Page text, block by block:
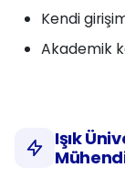
Kendi
Akademik
Işık